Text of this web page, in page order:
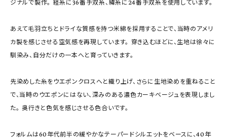
ジナルで製作。 経糸に36番手双糸、緯糸に24番手双糸を使用しています。
あえて毛羽立ちとドライな質感を持つ米綿を採用することで、当時のアメリ
カ製を感じさせる空気感を再現しています。 穿き込むほどに、生地は徐々に
馴染み、自分だけの一本へと育っていきます。
先染めした糸をウエポンクロスへと織り上げ、さらに生地染めを重ねること
で、当時のウエポンにはない、深みのある濃色カーキベージュを表現しまし
た。 奥行きと色気を感じさせる色合いです。
フォルムは60年代前半の緩やかなテーパードシルエットをベースに、40年